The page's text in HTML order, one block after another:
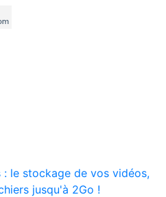
: le stockage de vos vidéos,
jusqu'à 2Go !